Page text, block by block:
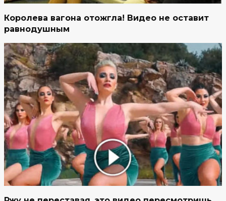
Королева вагона отожгла! Видео не оставит
равнодушным